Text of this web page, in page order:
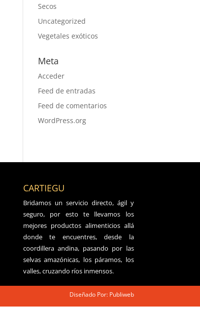
Secos
Uncategorized
Vegetales exóticos
Meta
Acceder
Feed de entradas
Feed de comentarios
WordPress.org
CARTIEGU
Bridamos un servicio directo, ágil y
seguro, por esto te llevamos los
mejores productos alimenticios allá
donde te encuentres, desde la
coordillera andina, pasando por las
selvas amazónicas, los páramos, los
valles, cruzando ríos inmensos.
Diseñado Por: Publiweb